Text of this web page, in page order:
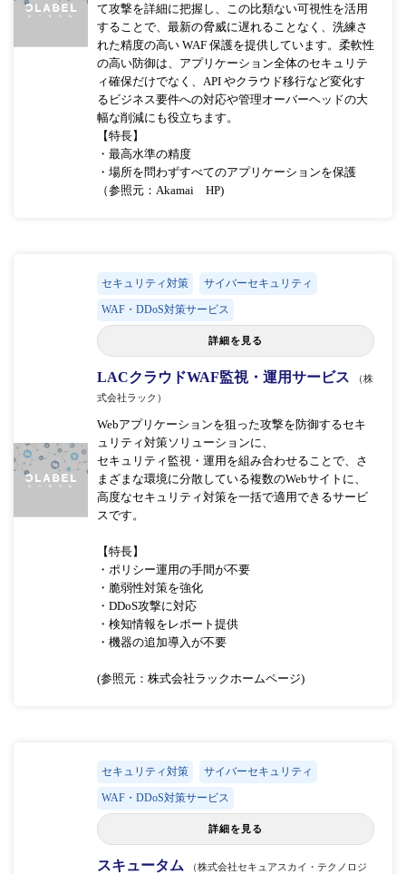
て攻撃を詳細に把握し、この比類ない可視性を活用
することで、最新の脅威に遅れることなく、洗練さ
れた精度の高い WAF 保護を提供しています。柔軟性
の高い防御は、アプリケーション全体のセキュリテ
ィ確保だけでなく、API やクラウド移行など変化す
るビジネス要件への対応や管理オーバーヘッドの大
幅な削減にも役立ちます。
【特長】
・最高水準の精度
・場所を問わずすべてのアプリケーションを保護
（参照元：Akamai HP)
セキュリティ対策 サイバーセキュリティ
WAF・DDoS対策サービス
詳細を見る
LACクラウドWAF監視・運用サービス
（株
式会社ラック）
Webアプリケーションを狙った攻撃を防御するセキ
ュリティ対策ソリューションに、
セキュリティ監視・運用を組み合わせることで、さ
まざまな環境に分散している複数のWebサイトに、
高度なセキュリティ対策を一括で適用できるサービ
スです。
【特長】
・ポリシー運用の手間が不要
・脆弱性対策を強化
・DDoS攻撃に対応
・検知情報をレポート提供
・機器の追加導入が不要
(参照元：株式会社ラックホームページ)
セキュリティ対策 サイバーセキュリティ
WAF・DDoS対策サービス
詳細を見る
スキュータム
（株式会社セキュアスカイ・テクノロジ